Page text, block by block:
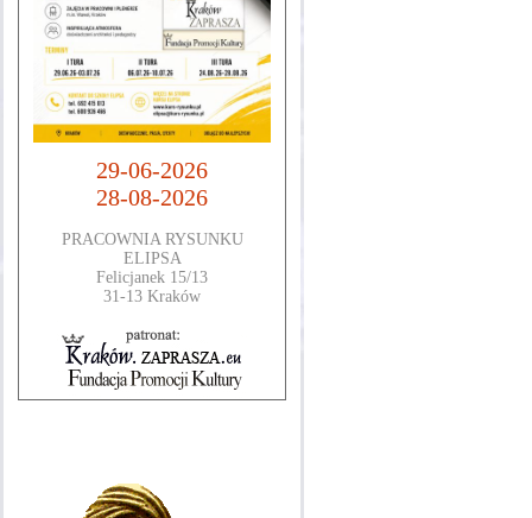
29-06-2026
28-08-2026
PRACOWNIA RYSUNKU
ELIPSA
Felicjanek 15/13
31-13 Kraków